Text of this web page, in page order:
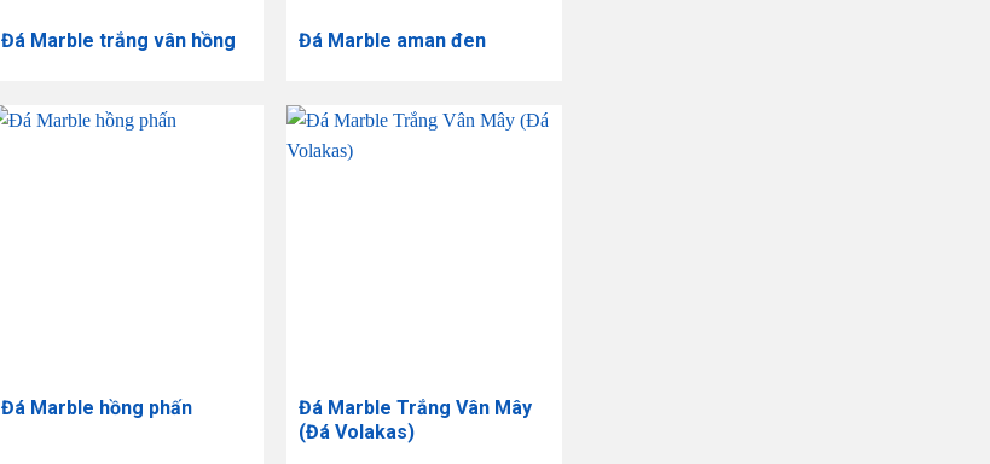
Đá Marble trắng vân hồng Đá Marble aman đen
Đá Marble hồng phấn
Đá Marble Trắng Vân Mây
(Đá Volakas)